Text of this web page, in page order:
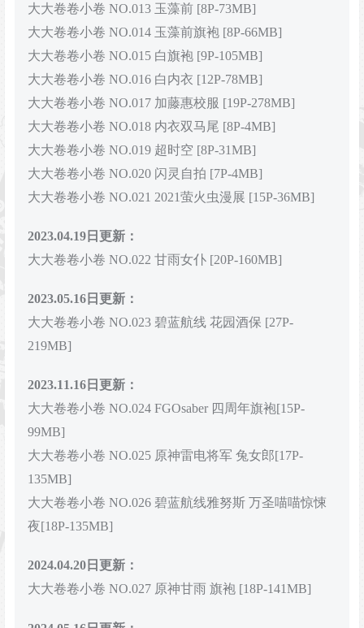
大大卷卷小卷 NO.013 玉藻前 [8P-73MB]
大大卷卷小卷 NO.014 玉藻前旗袍 [8P-66MB]
大大卷卷小卷 NO.015 白旗袍 [9P-105MB]
大大卷卷小卷 NO.016 白内衣 [12P-78MB]
大大卷卷小卷 NO.017 加藤惠校服 [19P-278MB]
大大卷卷小卷 NO.018 内衣双马尾 [8P-4MB]
大大卷卷小卷 NO.019 超时空 [8P-31MB]
大大卷卷小卷 NO.020 闪灵自拍 [7P-4MB]
大大卷卷小卷 NO.021 2021萤火虫漫展 [15P-36MB]
2023.04.19日更新：
大大卷卷小卷 NO.022 甘雨女仆 [20P-160MB]
2023.05.16日更新：
大大卷卷小卷 NO.023 碧蓝航线 花园酒保 [27P-
219MB]
2023.11.16日更新：
大大卷卷小卷 NO.024 FGOsaber 四周年旗袍[15P-
99MB]
大大卷卷小卷 NO.025 原神雷电将军 兔女郎[17P-
135MB]
大大卷卷小卷 NO.026 碧蓝航线雅努斯 万圣喵喵惊悚
夜[18P-135MB]
2024.04.20日更新：
大大卷卷小卷 NO.027 原神甘雨 旗袍 [18P-141MB]